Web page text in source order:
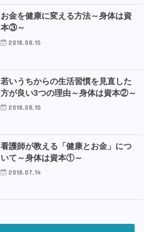
お金を健康に変える方法～身体は資
本③～
2018.08.15
若いうちからの生活習慣を見直した
方が良い3つの理由～身体は資本②～
2018.08.10
看護師が教える「健康とお金」につ
いて～身体は資本①～
2018.07.14